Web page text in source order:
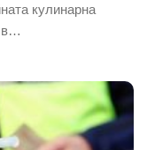
кулинарна
в…